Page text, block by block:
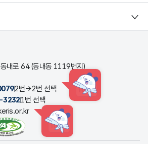
내로 64 (동내동 1119번지)
2번→2번 선택 HINT
32321번 선택
HINT